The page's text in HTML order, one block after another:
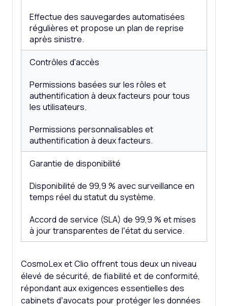
Effectue des sauvegardes automatisées
régulières et propose un plan de reprise
après sinistre.
Contrôles d'accès
Permissions basées sur les rôles et
authentification à deux facteurs pour tous
les utilisateurs.
Permissions personnalisables et
authentification à deux facteurs.
Garantie de disponibilité
Disponibilité de 99,9 % avec surveillance en
temps réel du statut du système.
Accord de service (SLA) de 99,9 % et mises
à jour transparentes de l’état du service.
CosmoLex et Clio offrent tous deux un niveau
élevé de sécurité, de fiabilité et de conformité,
répondant aux exigences essentielles des
cabinets d’avocats pour protéger les données